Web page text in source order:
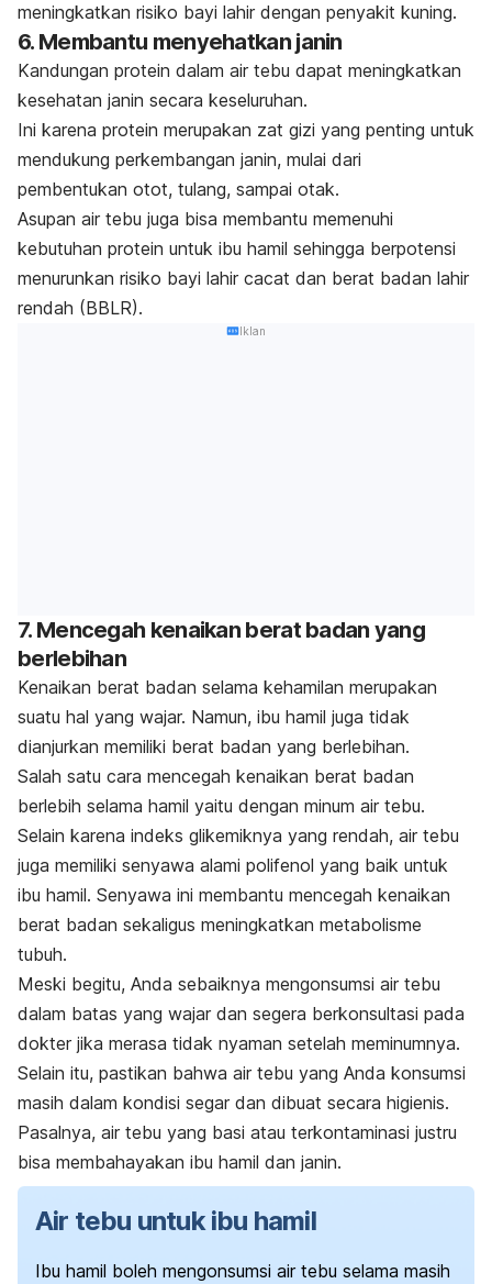
meningkatkan risiko bayi lahir dengan penyakit kuning.
6. Membantu menyehatkan janin
Kandungan protein dalam air tebu dapat meningkatkan
kesehatan janin secara keseluruhan.
Ini karena protein merupakan zat gizi yang penting untuk
mendukung perkembangan janin, mulai dari
pembentukan otot, tulang, sampai otak.
Asupan air tebu juga bisa membantu memenuhi
kebutuhan protein untuk ibu hamil sehingga berpotensi
menurunkan risiko bayi lahir cacat dan berat badan lahir
rendah (BBLR).
Iklan
7. Mencegah kenaikan berat badan yang
berlebihan
Kenaikan berat badan selama kehamilan merupakan
suatu hal yang wajar. Namun, ibu hamil juga tidak
dianjurkan memiliki berat badan yang berlebihan.
Salah satu cara mencegah kenaikan berat badan
berlebih selama hamil yaitu dengan minum air tebu.
Selain karena indeks glikemiknya yang rendah, air tebu
juga memiliki senyawa alami polifenol yang baik untuk
ibu hamil. Senyawa ini membantu mencegah kenaikan
berat badan sekaligus meningkatkan metabolisme
tubuh.
Meski begitu, Anda sebaiknya mengonsumsi air tebu
dalam batas yang wajar dan segera berkonsultasi pada
dokter jika merasa tidak nyaman setelah meminumnya.
Selain itu, pastikan bahwa air tebu yang Anda konsumsi
masih dalam kondisi segar dan dibuat secara higienis.
Pasalnya, air tebu yang basi atau terkontaminasi justru
bisa membahayakan ibu hamil dan janin.
Air tebu untuk ibu hamil
Ibu hamil boleh mengonsumsi air tebu selama masih